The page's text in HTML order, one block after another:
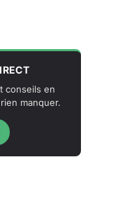
conseils en
manquer.